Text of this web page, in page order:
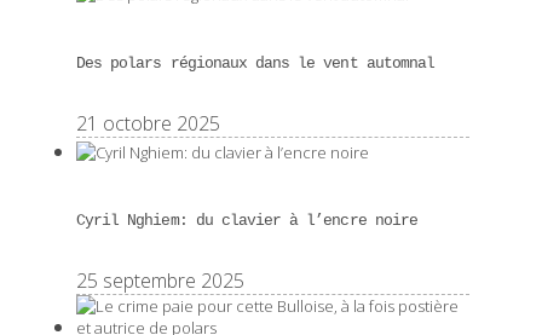
Des polars régionaux dans le vent automnal
21 octobre 2025
Cyril Nghiem: du clavier à l’encre noire
25 septembre 2025